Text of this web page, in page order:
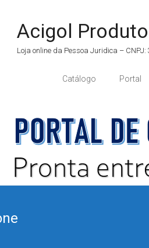
Acigol
Loja online da Pessoa Juridica –
Catálogo Portal